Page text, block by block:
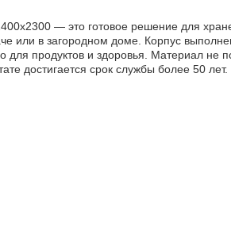
— это готовое решение для
или в загородном доме. Корпус
для продуктов и здоровья. Материал не
достигается срок службы более 50 лет.